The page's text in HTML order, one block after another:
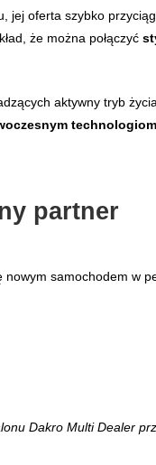
oferta szybko
że można połączyć
aktywny tryb
partner
samochodem w
Dakro Multi Dealer